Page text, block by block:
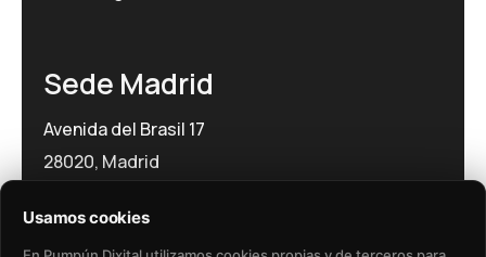
Sede Madrid
Avenida del Brasil 17
28020, Madrid
Usamos cookies